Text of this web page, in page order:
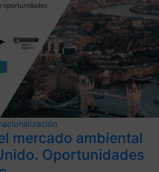
mercado ambiental
Oportunidades